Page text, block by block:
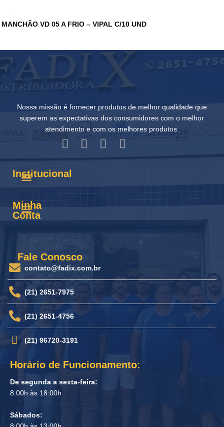
MANCHÃO VD 05 A FRIO – VIPAL C/10 UND
Nossa missão é fornecer produtos de melhor qualidade que
superem as expectativas dos consumidores com o melhor
atendimento e com os melhores produtos.
Institucional
Minha
Conta
Fale Conosco
contato@fadix.com.br
(21) 2651-7975
(21) 2651-4756
(21) 96720-3191
Horário de Funcionamento:
De segunda a sexta-feira:
8:00h às 18:00h
Sábados: